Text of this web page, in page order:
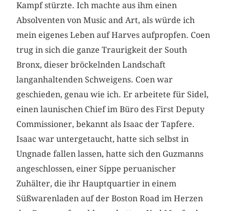
Kampf stürzte. Ich machte aus ihm einen
Absolventen von Music and Art, als würde ich
mein eigenes Leben auf Harves aufpropfen. Coen
trug in sich die ganze Traurigkeit der South
Bronx, dieser bröckelnden Landschaft
langanhaltenden Schweigens. Coen war
geschieden, genau wie ich. Er arbeitete für Sidel,
einen launischen Chief im Büro des First Deputy
Commissioner, bekannt als Isaac der Tapfere.
Isaac war untergetaucht, hatte sich selbst in
Ungnade fallen lassen, hatte sich den Guzmanns
angeschlossen, einer Sippe peruanischer
Zuhälter, die ihr Hauptquartier in einem
Süßwarenladen auf der Boston Road im Herzen